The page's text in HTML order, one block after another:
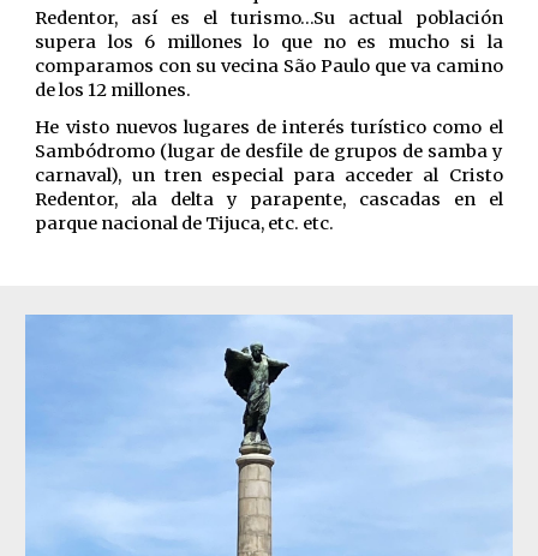
Redentor, así es el turismo…Su actual población
supera los 6 millones lo que no es mucho si la
comparamos con su vecina São Paulo que va camino
de los 12 millones.
He visto nuevos lugares de interés turístico como el
Sambódromo (lugar de desfile de grupos de samba y
carnaval), un tren especial para acceder al Cristo
Redentor, ala delta y parapente, cascadas en el
parque nacional de Tijuca, etc. etc.